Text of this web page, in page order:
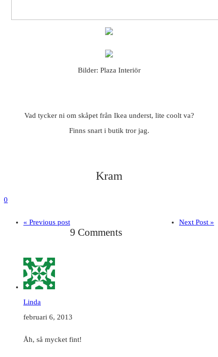
Bilder: Plaza Interiör
Vad tycker ni om skåpet från Ikea underst, lite coolt va?
Finns snart i butik tror jag.
Kram
0
« Previous post Next Post »
9 Comments
Linda
februari 6, 2013
Åh, så mycket fint!